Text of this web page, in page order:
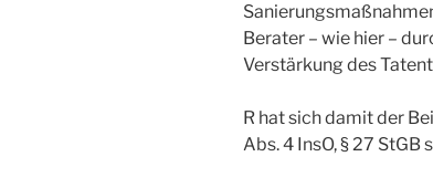
Berater – wie hier –
Verstärkung des
R hat sich damit der
Abs. 4 InsO, § 27